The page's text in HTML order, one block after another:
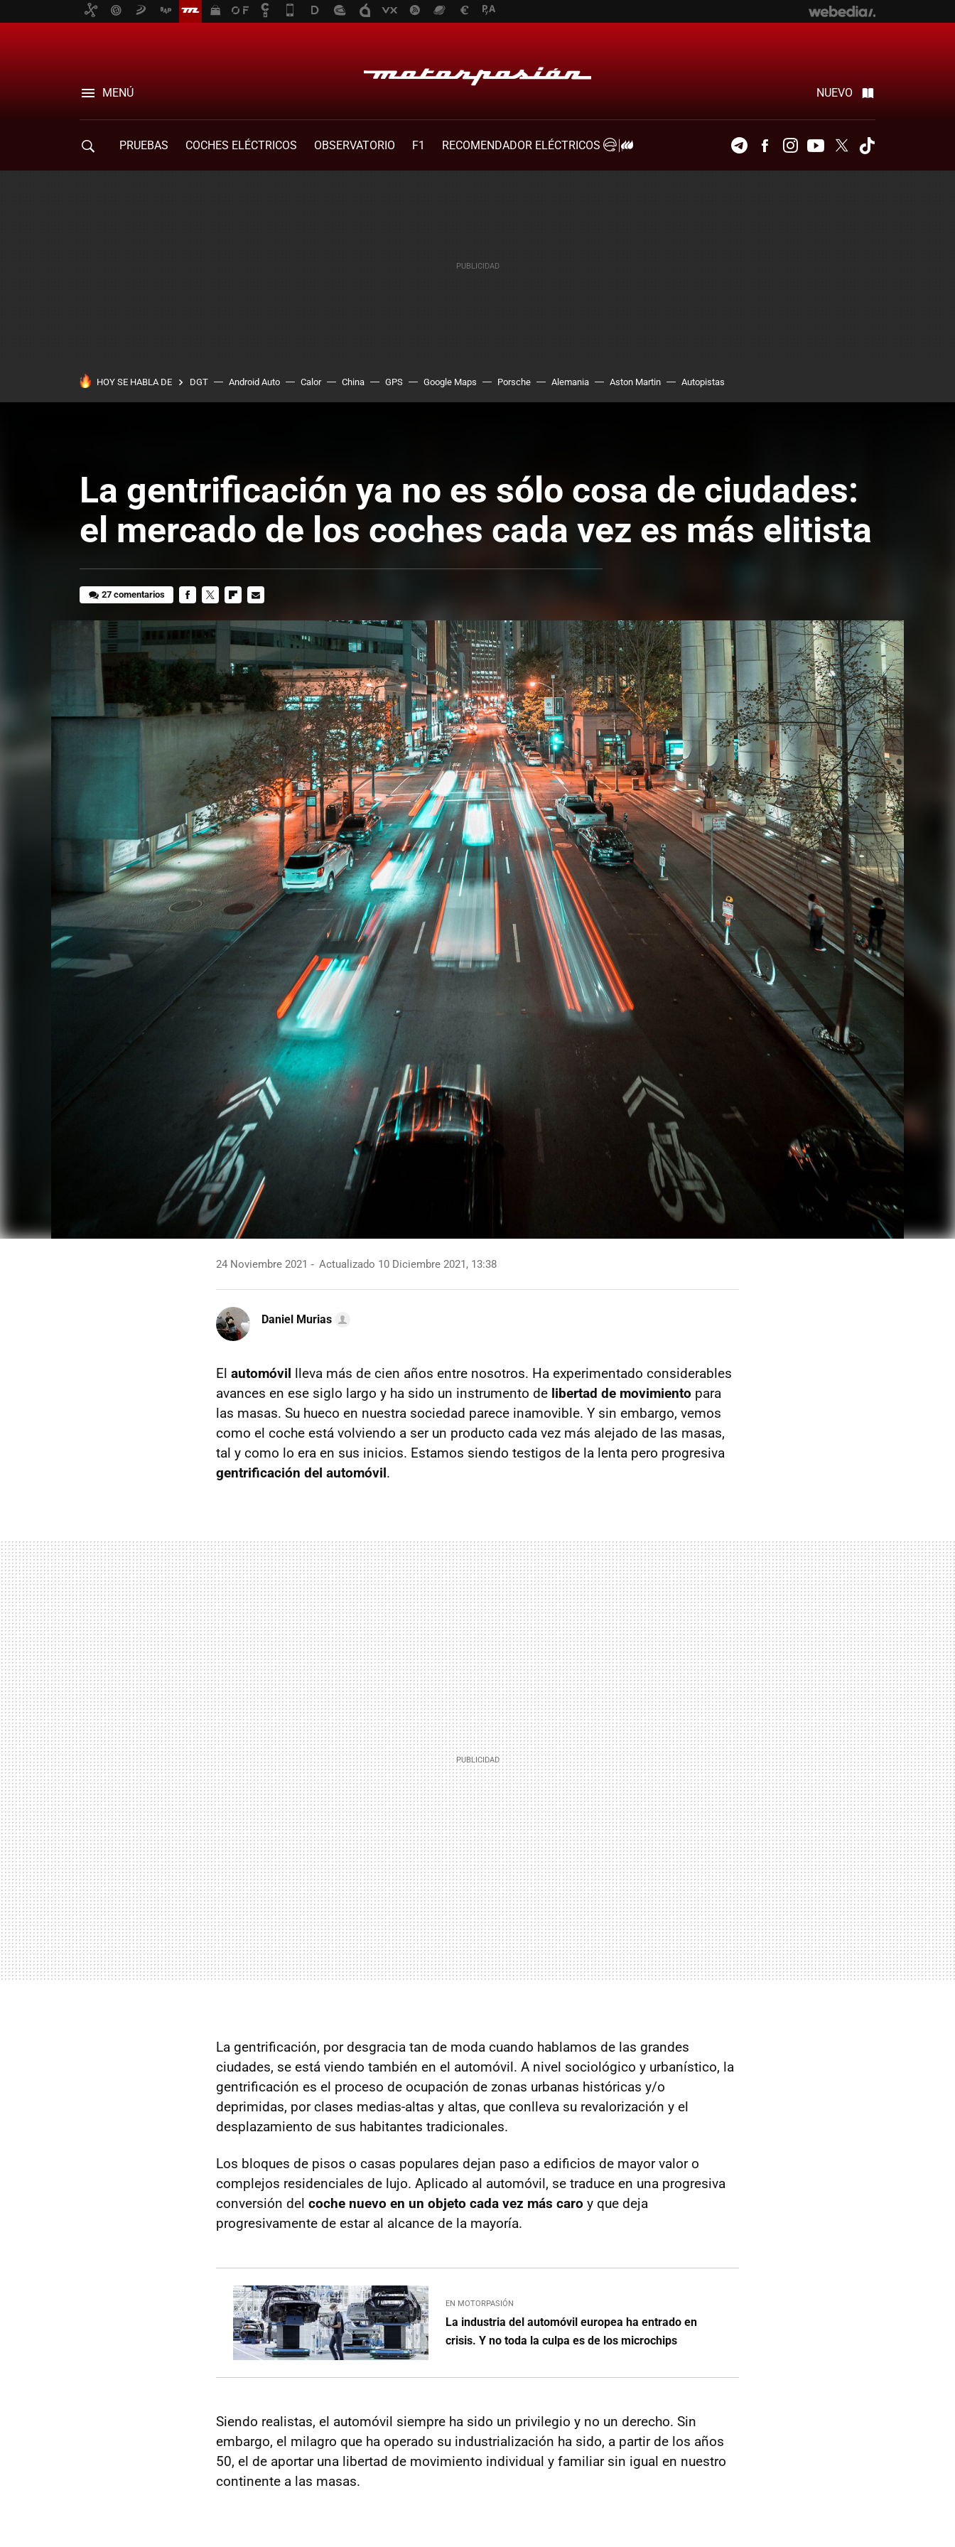
MENÚ NUEVO
PRUEBAS COCHES ELÉCTRICOS OBSERVATORIO F1
RECOMENDADOR ELÉCTRICOS
TelegramFacebookInstagramYoutubeTwitter
HOY SE HABLA DE DGT Android Auto Calor China GPS Google Maps Porsche Alemania Aston Martin Autopistas
La gentrificación ya no es sólo cosa de ciudades:
el mercado de los coches cada vez es más elitista
27 comentarios
MAIL
24 Noviembre 2021 Actualizado 10 Diciembre 2021, 13:38
Daniel Murias
El automóvil lleva más de cien años entre nosotros. Ha experimentado considerables
avances en ese siglo largo y ha sido un instrumento de libertad de movimiento para
las masas. Su hueco en nuestra sociedad parece inamovible. Y sin embargo, vemos
como el coche está volviendo a ser un producto cada vez más alejado de las masas,
tal y como lo era en sus inicios. Estamos siendo testigos de la lenta pero progresiva
gentrificación del automóvil.
La gentrificación, por desgracia tan de moda cuando hablamos de las grandes
ciudades, se está viendo también en el automóvil. A nivel sociológico y urbanístico, la
gentrificación es el proceso de ocupación de zonas urbanas históricas y/o
deprimidas, por clases medias-altas y altas, que conlleva su revalorización y el
desplazamiento de sus habitantes tradicionales.
Los bloques de pisos o casas populares dejan paso a edificios de mayor valor o
complejos residenciales de lujo. Aplicado al automóvil, se traduce en una progresiva
conversión del coche nuevo en un objeto cada vez más caro y que deja
progresivamente de estar al alcance de la mayoría.
EN MOTORPASIÓN
La industria del automóvil europea ha entrado en
crisis. Y no toda la culpa es de los microchips
Siendo realistas, el automóvil siempre ha sido un privilegio y no un derecho. Sin
embargo, el milagro que ha operado su industrialización ha sido, a partir de los años
50, el de aportar una libertad de movimiento individual y familiar sin igual en nuestro
continente a las masas.